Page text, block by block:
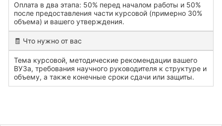
Оплата в два этапа: 50% перед началом работы и 50%
после предоставления части курсовой (примерно 30%
объема) и вашего утверждения.
🧾 Что нужно от вас
Тема курсовой, методические рекомендации вашего
ВУЗа, требования научного руководителя к структуре и
объему, а также конечные сроки сдачи или защиты.